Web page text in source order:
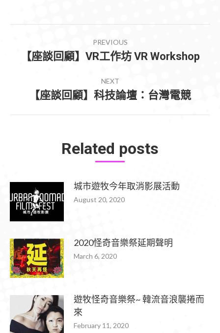
PREVIOUS
Previous
【座談回顧】VR工作坊 VR Workshop
NEXT
Next
【座談回顧】科技論壇：台灣電競
Related posts
城市遊牧今年取消影展活動
August 20, 2020
2020怪奇音樂祭延期聲明
March 6, 2020
遊牧怪奇音樂祭~ 韓流音浪襲捲而
來
February 11, 2020